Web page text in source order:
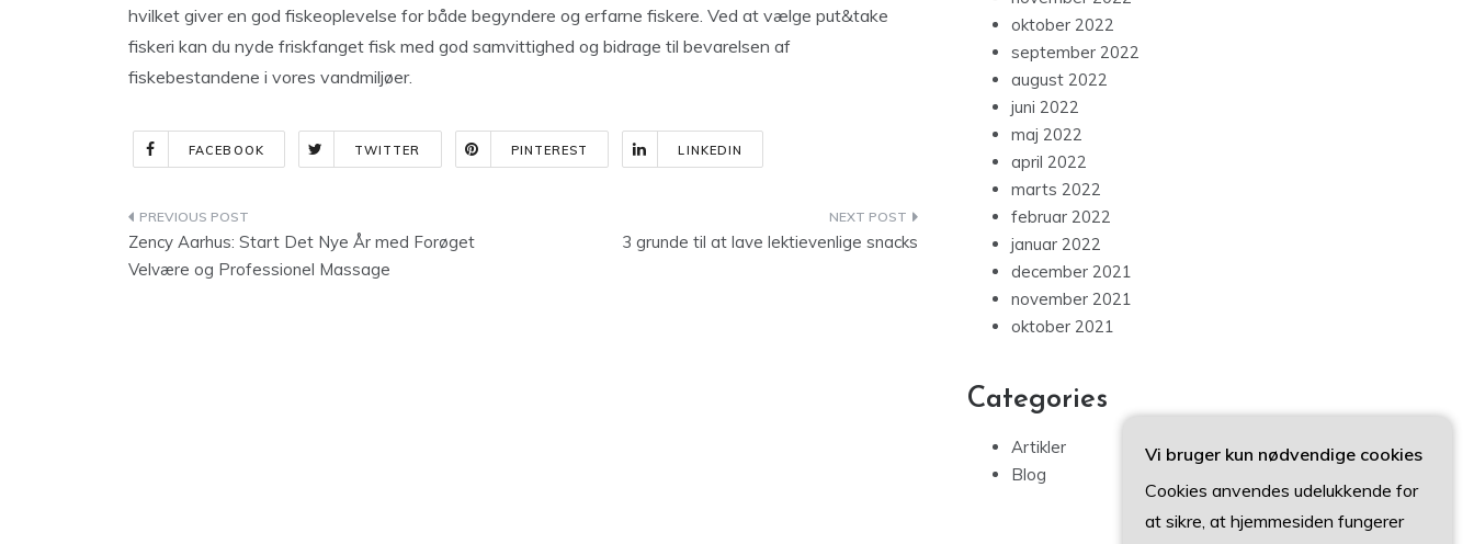
hvilket giver en god fiskeoplevelse for både begyndere og erfarne fiskere. Ved at vælge put&take
fiskeri kan du nyde friskfanget fisk med god samvittighed og bidrage til bevarelsen af
fiskebestandene i vores vandmiljøer.
FACEBOOK TWITTER PINTEREST LINKEDIN
Indlægsnavigation
Zency Aarhus: Start Det Nye År med Forøget
Velvære og Professionel Massage
3 grunde til at lave lektievenlige snacks
oktober 2022
september 2022
august 2022
juni 2022
maj 2022
april 2022
marts 2022
februar 2022
januar 2022
december 2021
november 2021
oktober 2021
Categories
Artikler
Blog
Vi bruger kun nødvendige cookies
Cookies anvendes udelukkende for
at sikre, at hjemmesiden fungerer